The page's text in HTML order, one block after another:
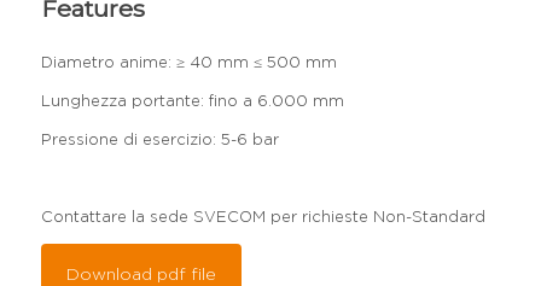
Features
Diametro anime: ≥ 40 mm ≤ 500 mm
Lunghezza portante: fino a 6.000 mm
Pressione di esercizio: 5-6 bar
Contattare la sede SVECOM per richieste Non-Standard
Download pdf file